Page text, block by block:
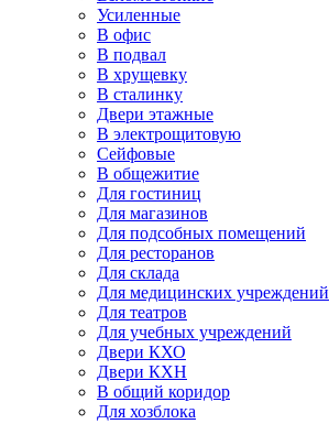
Усиленные
В офис
В подвал
В хрущевку
В сталинку
Двери этажные
В электрощитовую
Сейфовые
В общежитие
Для гостиниц
Для магазинов
Для подсобных помещений
Для ресторанов
Для склада
Для медицинских учреждений
Для театров
Для учебных учреждений
Двери КХО
Двери КХН
В общий коридор
Для хозблока